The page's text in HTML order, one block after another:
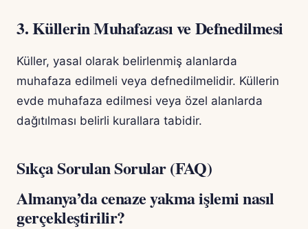
3. Küllerin Muhafazası ve Defnedilmesi
Küller, yasal olarak belirlenmiş alanlarda
muhafaza edilmeli veya defnedilmelidir. Küllerin
evde muhafaza edilmesi veya özel alanlarda
dağıtılması belirli kurallara tabidir.
Sıkça Sorulan Sorular (FAQ)
Almanya’da cenaze yakma işlemi nasıl
gerçekleştirilir?